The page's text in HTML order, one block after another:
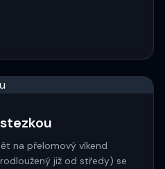
na přelomový víkend
již od středy) se